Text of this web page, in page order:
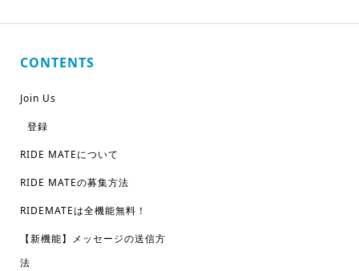
CONTENTS
Join Us
登録
RIDE MATEについて
RIDE MATEの募集方法
RIDEMATEは全機能無料！
【新機能】メッセージの送信方
法